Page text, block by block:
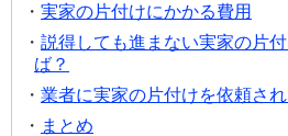
実家の片付けにかかる費用
説得しても進まない実家の片
ば？
業者に実家の片付けを依頼さ
まとめ